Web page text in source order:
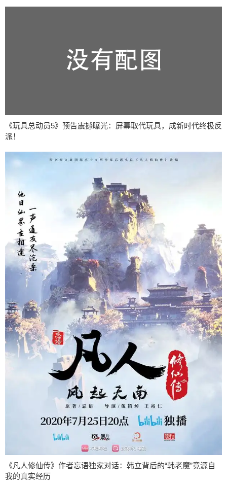
《玩具总动员5》预告震撼曝光：屏幕取代玩具，成新时代终极反
派！
《凡人修仙传》作者忘语独家对话：韩立背后的“韩老魔”竟源自
我的真实经历